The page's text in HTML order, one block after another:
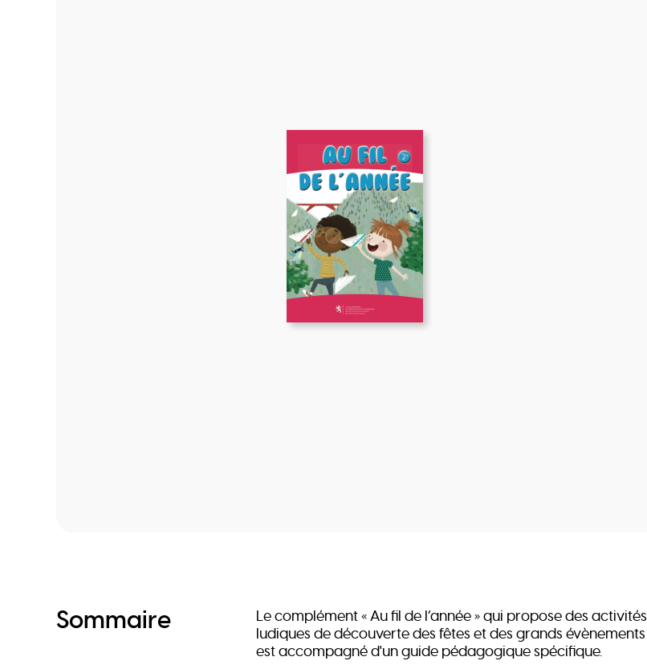
Sommaire
Le complément « Au fil de l’année » qui propose des activités
ludiques de découverte des fêtes et des grands évènements
est accompagné d'un guide pédagogique spécifique.